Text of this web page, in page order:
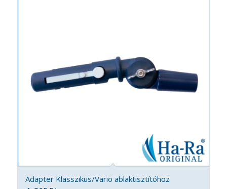
Adapter Klasszikus/Vario ablaktisztítóhoz